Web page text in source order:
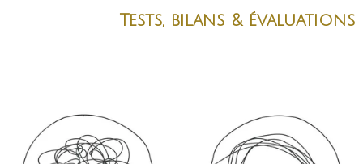
Tests, bilans & évaluations